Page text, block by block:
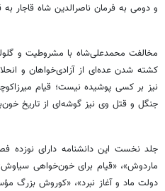
و دومی به فرمان ناصرالدین شاه قاجار
مخالفت محمدعلی‌شاه با مشروطیت و
کشته ‌شدن عده‌ای از آزادی‌خواهان و
نیز بر کسی پوشیده نیست؛ قیام
جنگل و قتل وی نیز گوشه‌ای از تاریخ
جلد نخست این دانشنامه دارای
ماردوش»، «قیام برای خون‌خواهی
دولت ماد و آغاز نبرد»، «کوروش بزرگ